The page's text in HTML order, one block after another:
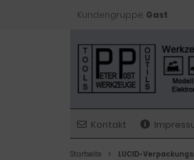
Kundengruppe: Gast
Kontakt
Startseite LUCID-